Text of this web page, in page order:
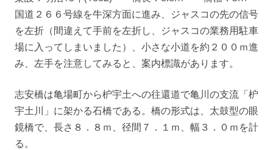
国道２６６号線を牛深方面に進み、ジャスコの先の信号
を左折（間違えて手前を左折し、ジャスコの業務用駐車
場に入ってしまいました）、小さな小道を約２００ｍ進
み、左手を注意してみると、案内標識があります。
志安橋は亀場町から枦宇土への往還道で亀川の支流「枦
宇土川」に架かる石橋である。橋の形式は、太鼓型の眼
鏡橋で、長さ８．８ｍ、径間７．１ｍ、幅３．０ｍを計
る。